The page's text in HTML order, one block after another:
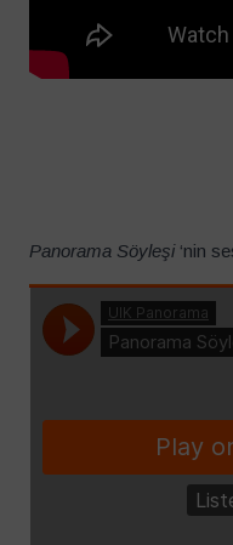
Panorama Söyleşi‘nin